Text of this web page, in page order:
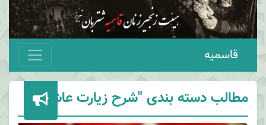
قاسمیه
مطالب دسته بندی "شرح زیارت عاشورا"